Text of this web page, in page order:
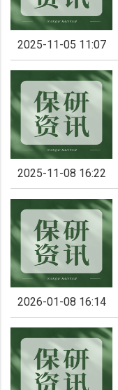
2025-11-05 11:07
2025-11-08 16:22
2026-01-08 16:14